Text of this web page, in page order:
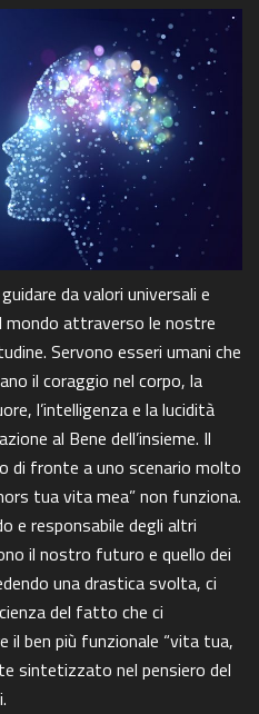
da valori universali e
mondo attraverso le nostre
Servono esseri umani che
il coraggio nel corpo, la
l’intelligenza e la lucidità
al Bene dell’insieme. Il
fronte a uno scenario molto
tua vita mea” non funziona.
e responsabile degli altri
il nostro futuro e quello dei
una drastica svolta, ci
del fatto che ci
il ben più funzionale “vita tua,
sintetizzato nel pensiero del